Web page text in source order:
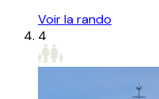
Voir la rando
4